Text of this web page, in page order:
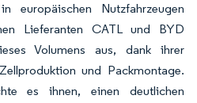
europäischen Nutzfahrzeugen
Lieferanten CATL und BYD
Volumens aus, dank ihrer
und Packmontage.
es ihnen, einen deutlichen